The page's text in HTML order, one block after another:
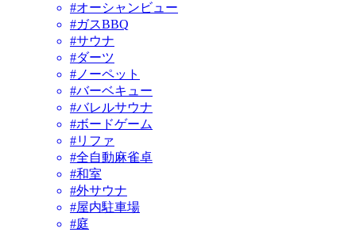
#オーシャンビュー
#ガスBBQ
#サウナ
#ダーツ
#ノーペット
#バーベキュー
#バレルサウナ
#ボードゲーム
#リファ
#全自動麻雀卓
#和室
#外サウナ
#屋内駐車場
#庭